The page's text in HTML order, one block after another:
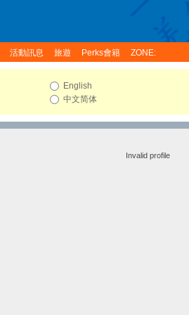
活動訊息 旅遊 Perks會籍 ZONE:
English
中文简体
Invalid profile